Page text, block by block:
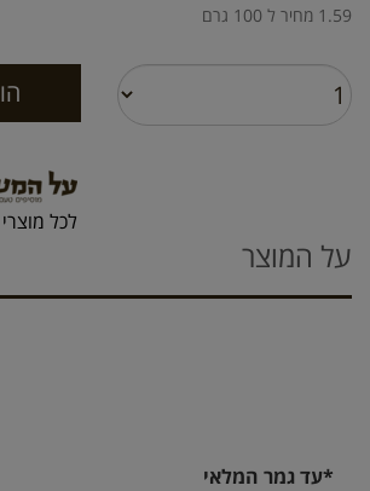
1.59 מחיר ל 100 גרם
לכל
על המוצר
*עד גמר המלאי